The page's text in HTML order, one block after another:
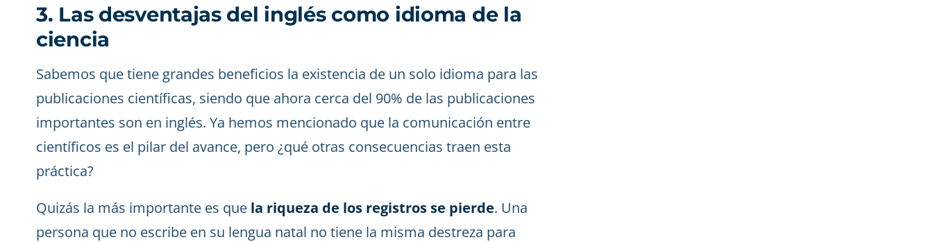
3. Las desventajas del inglés como idioma de la
ciencia
Sabemos que tiene grandes beneficios la existencia de un solo idioma para las
publicaciones científicas, siendo que ahora cerca del 90% de las publicaciones
importantes son en inglés. Ya hemos mencionado que la comunicación entre
científicos es el pilar del avance, pero ¿qué otras consecuencias traen esta
práctica?
Quizás la más importante es que la riqueza de los registros se pierde. Una
persona que no escribe en su lengua natal no tiene la misma destreza para